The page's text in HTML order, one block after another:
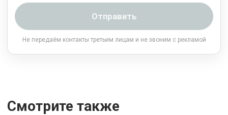
Отправить
Не передаём контакты третьим лицам и не звоним с рекламой
Смотрите также